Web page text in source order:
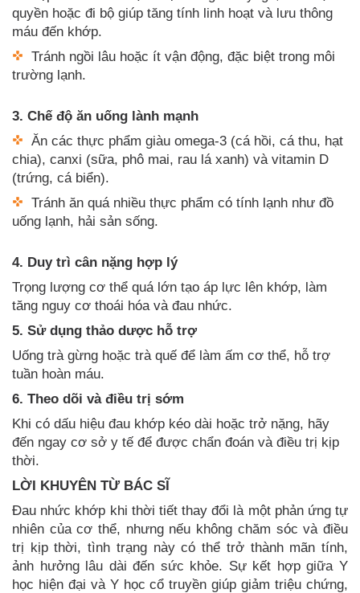
quyền hoặc đi bộ giúp tăng tính linh hoạt và lưu thông
máu đến khớp.
Tránh ngồi lâu hoặc ít vận động, đặc biệt trong môi
trường lạnh.
3. Chế độ ăn uống lành mạnh
Ăn các thực phẩm giàu omega-3 (cá hồi, cá thu, hạt
chia), canxi (sữa, phô mai, rau lá xanh) và vitamin D
(trứng, cá biển).
Tránh ăn quá nhiều thực phẩm có tính lạnh như đồ
uống lạnh, hải sản sống.
4. Duy trì cân nặng hợp lý
Trọng lượng cơ thể quá lớn tạo áp lực lên khớp, làm
tăng nguy cơ thoái hóa và đau nhức.
5. Sử dụng thảo dược hỗ trợ
Uống trà gừng hoặc trà quế để làm ấm cơ thể, hỗ trợ
tuần hoàn máu.
6. Theo dõi và điều trị sớm
Khi có dấu hiệu đau khớp kéo dài hoặc trở nặng, hãy
đến ngay cơ sở y tế để được chẩn đoán và điều trị kịp
thời.
LỜI KHUYÊN TỪ BÁC SĨ
Đau nhức khớp khi thời tiết thay đổi là một phản ứng tự
nhiên của cơ thể, nhưng nếu không chăm sóc và điều
trị kịp thời, tình trạng này có thể trở thành mãn tính,
ảnh hưởng lâu dài đến sức khỏe. Sự kết hợp giữa Y
học hiện đại và Y học cổ truyền giúp giảm triệu chứng,